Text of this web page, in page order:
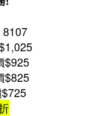
$925
$825